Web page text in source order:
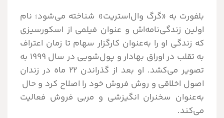
بلفورت به «گرگ وال‌استریت» شناخته می‌شود؛ نام
اولین زندگی‌نامه‌اش و عنوان فیلمی از اسکورسیزی
که زندگی او را به‌عنوان کارگزار سهام تا زمان اعتراف
به تقلب در اوراق بهادار و پول‌شویی در سال 1999 به
تصویر می‌کشد. او بعد از گذراندن 22 ماه در زندان
اصول اخلاقی و روش فروش خود را اصلاح کرد و حال
به‌عنوان سخنران انگیزشی و مربی فروش فعالیت
می‌کند.